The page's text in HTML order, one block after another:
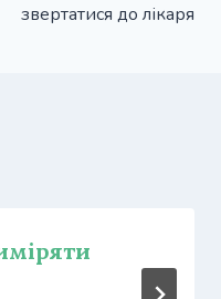
звертатися до лікаря